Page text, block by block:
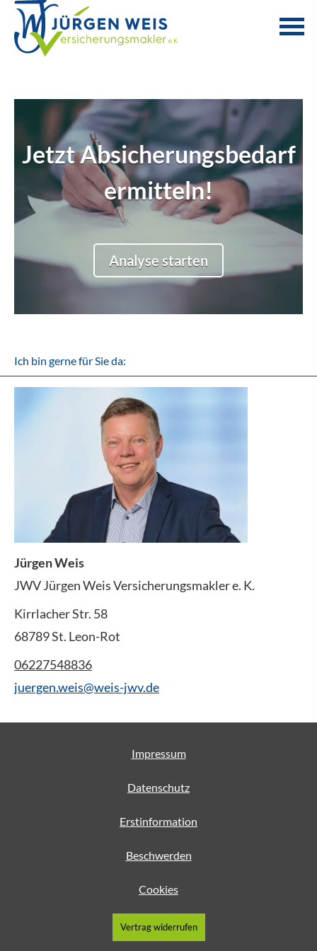
Jetzt Absicherungsbedarf
ermitteln!
Analyse starten
Sind Sie Single oder in
einer Beziehung?
Single Beziehung
Ich bin gerne für Sie da:
Jürgen Weis
JWV Jürgen Weis Ver­sicherungs­makler e. K.
Kirrlacher Str. 58
68789 St. Leon-Rot
06227548836
juergen.weis@weis-jwv.de
Impressum
Datenschutz
Erstinformation
Beschwerden
Cookies
Vertrag widerrufen